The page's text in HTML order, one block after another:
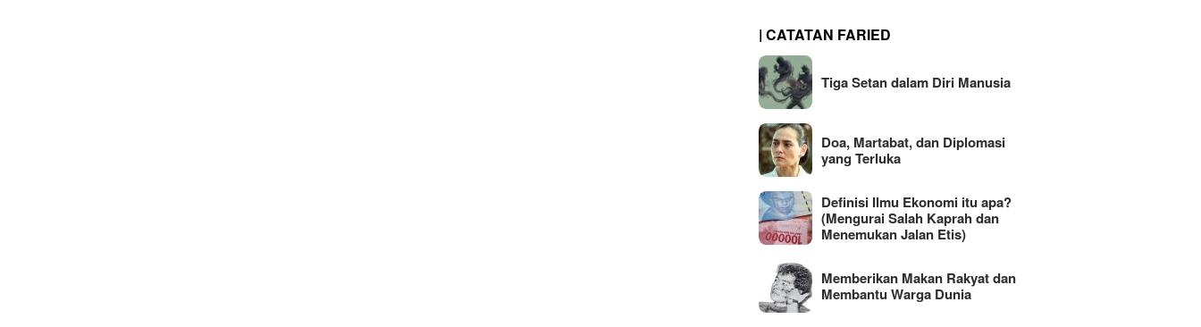
| CATATAN FARIED
Tiga Setan dalam Diri Manusia
Doa, Martabat, dan Diplomasi
yang Terluka
Definisi Ilmu Ekonomi itu apa?
(Mengurai Salah Kaprah dan
Menemukan Jalan Etis)
Memberikan Makan Rakyat dan
Membantu Warga Dunia